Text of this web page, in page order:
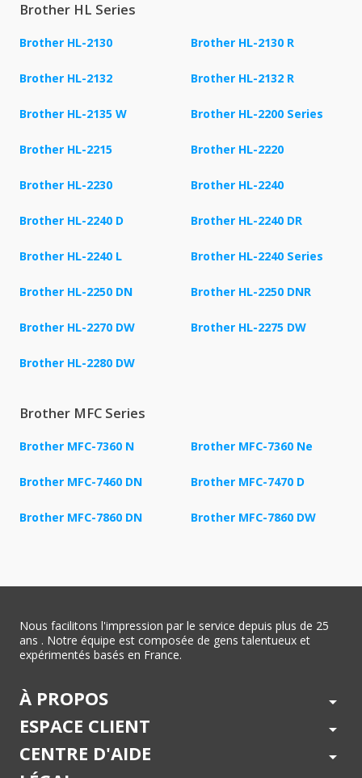
Brother HL Series
Brother HL-2130 Brother HL-2130 R
Brother HL-2132 Brother HL-2132 R
Brother HL-2135 W Brother HL-2200 Series
Brother HL-2215 Brother HL-2220
Brother HL-2230 Brother HL-2240
Brother HL-2240 D Brother HL-2240 DR
Brother HL-2240 L Brother HL-2240 Series
Brother HL-2250 DN Brother HL-2250 DNR
Brother HL-2270 DW Brother HL-2275 DW
Brother HL-2280 DW
Brother MFC Series
Brother MFC-7360 N Brother MFC-7360 Ne
Brother MFC-7460 DN Brother MFC-7470 D
Brother MFC-7860 DN Brother MFC-7860 DW
Nous facilitons l'impression par le service depuis plus de 25
ans . Notre équipe est composée de gens talentueux et
expérimentés basés en France.
À PROPOS arrow_drop_down
ESPACE CLIENT arrow_drop_down
CENTRE D'AIDE arrow_drop_down